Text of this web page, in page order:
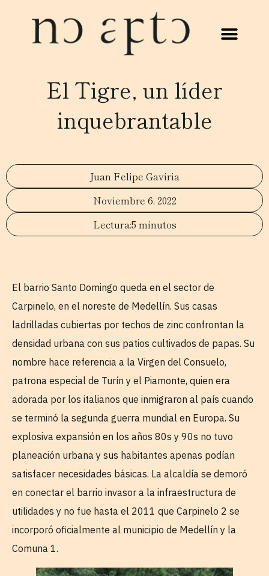
El Tigre, un líder
inquebrantable
Juan Felipe Gaviria
Noviembre 6, 2022
5 minutos
El barrio Santo Domingo queda en el sector de
Carpinelo, en el noreste de Medellín. Sus casas
ladrilladas cubiertas por techos de zinc confrontan la
densidad urbana con sus patios cultivados de papas. Su
nombre hace referencia a la Virgen del Consuelo,
patrona especial de Turín y el Piamonte, quien era
adorada por los italianos que inmigraron al país cuando
se terminó la segunda guerra mundial en Europa. Su
explosiva expansión en los años 80s y 90s no tuvo
planeación urbana y sus habitantes apenas podían
satisfacer necesidades básicas. La alcaldía se demoró
en conectar el barrio invasor a la infraestructura de
utilidades y no fue hasta el 2011 que Carpinelo 2 se
incorporó oficialmente al municipio de Medellín y la
Comuna 1.